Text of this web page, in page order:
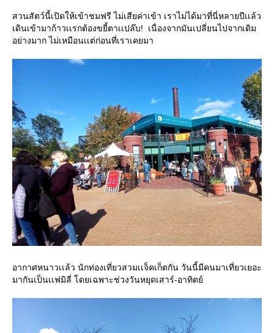
สวนสัตว์นี้เปิดให้เข้าชมฟรี ไม่เสียค่าเข้า เราไม่ได้มาที่นี่หลายปีเเล้ว
เดินเข้ามาก้าวเเรกต้องขยี้ตาเเปล๊บ! เนื่องจากมันเปลี่ยนไปจากเดิม
อย่างมาก ไม่เหมือนเเต่ก่อนที่เราเคยมา
อากาศหนาวเเล้ว นักท่องเที่ยวสวมเเจ็คเก็ตกัน วันนี้มีคนมาเที่ยวเยอะ
มากันเป็นเเฟมิลี่ โดยเฉพาะช่วงวันหยุดเสาร์-อาทิตย์